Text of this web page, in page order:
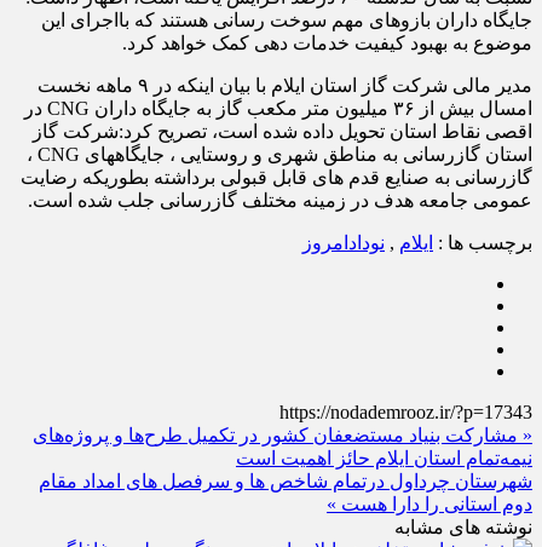
جایگاه داران بازوهای مهم سوخت ‌رسانی هستند که بااجرای این
موضوع به بهبود کیفیت خدمات دهی کمک خواهد کرد.
مدیر مالی شرکت گاز استان ایلام با بیان اینکه در ۹ ماهه نخست
امسال بیش از ۳۶ میلیون متر مکعب گاز به جایگاه داران CNG در
اقصی نقاط استان تحویل داده شده است، تصریح کرد:شرکت گاز
استان گازرسانی به مناطق شهری و روستایی ، جایگاههای CNG ،
گازرسانی به صنایع قدم های قابل قبولی برداشته بطوریکه رضایت
عمومی جامعه هدف در زمینه مختلف گازرسانی جلب شده است.
برچسب ها : ایلام , نودادامروز
https://nodademrooz.ir/?p=17343
« مشارکت بنیاد مستضعفان کشور در تکمیل طرح‌ها و پروژه‌های
نیمه‌تمام استان ایلام حائز اهمیت است
شهرستان چرداول درتمام شاخص ها و سرفصل های امداد مقام
دوم استانی را دارا هست »
نوشته های مشابه